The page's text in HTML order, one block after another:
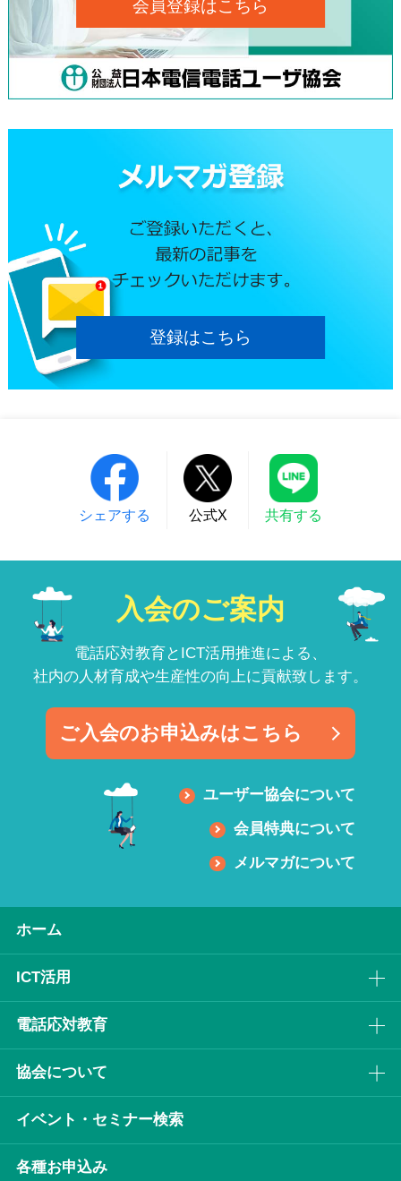
会員登録はこちら
登録はこちら
シェアする 公式X 共有する
入会のご案内
電話応対教育とICT活用推進による、
社内の人材育成や生産性の向上に貢献致します。
ご入会のお申込みはこちら
ユーザー協会について
会員特典について
メルマガについて
ホーム
ICT活⽤
電話応対教育
協会について
イベント・セミナー検索
各種お申込み